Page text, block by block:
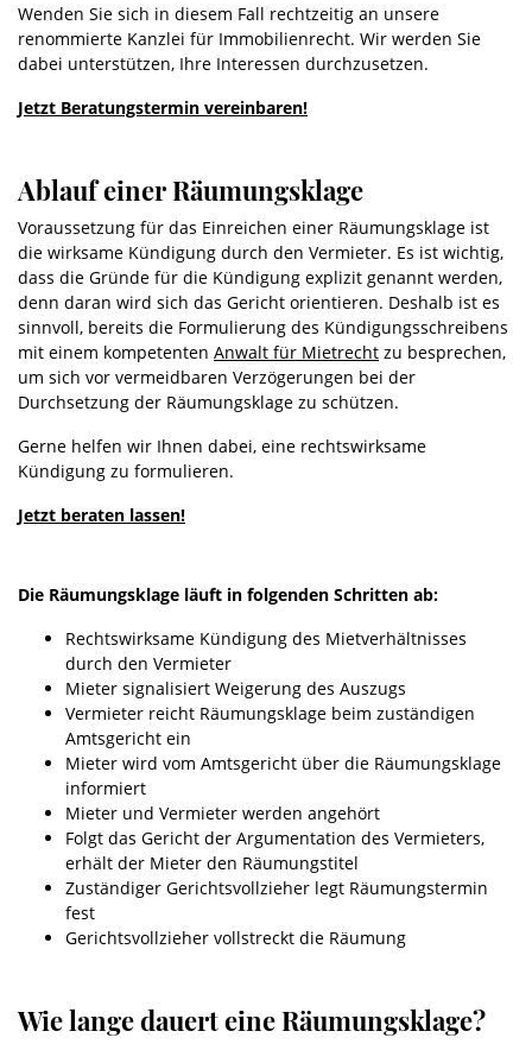
Wenden Sie sich in diesem Fall rechtzeitig an unsere
renommierte Kanzlei für Immobilienrecht. Wir werden Sie
dabei unterstützen, Ihre Interessen durchzusetzen.
Jetzt Beratungstermin vereinbaren!
Ablauf einer Räumungsklage
Voraussetzung für das Einreichen einer Räumungsklage ist
die wirksame Kündigung durch den Vermieter. Es ist wichtig,
dass die Gründe für die Kündigung explizit genannt werden,
denn daran wird sich das Gericht orientieren. Deshalb ist es
sinnvoll, bereits die Formulierung des Kündigungsschreibens
mit einem kompetenten Anwalt für Mietrecht zu besprechen,
um sich vor vermeidbaren Verzögerungen bei der
Durchsetzung der Räumungsklage zu schützen.
Gerne helfen wir Ihnen dabei, eine rechtswirksame
Kündigung zu formulieren.
Jetzt beraten lassen!
Die Räumungsklage läuft in folgenden Schritten ab:
Rechtswirksame Kündigung des Mietverhältnisses
durch den Vermieter
Mieter signalisiert Weigerung des Auszugs
Vermieter reicht Räumungsklage beim zuständigen
Amtsgericht ein
Mieter wird vom Amtsgericht über die Räumungsklage
informiert
Mieter und Vermieter werden angehört
Folgt das Gericht der Argumentation des Vermieters,
erhält der Mieter den Räumungstitel
Zuständiger Gerichtsvollzieher legt Räumungstermin
fest
Gerichtsvollzieher vollstreckt die Räumung
Wie lange dauert eine Räumungsklage?